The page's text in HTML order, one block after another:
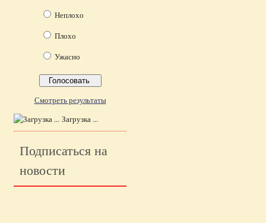
Неплохо
Плохо
Ужасно
Смотреть результаты
Загрузка ...
Подписаться на
новости